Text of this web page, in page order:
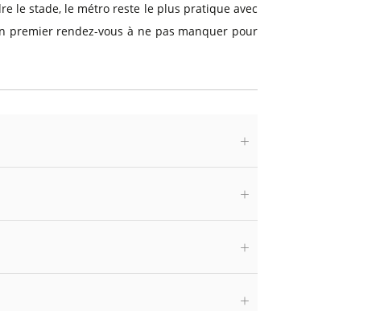
le stade, le métro reste le plus pratique avec
premier rendez-vous à ne pas manquer pour